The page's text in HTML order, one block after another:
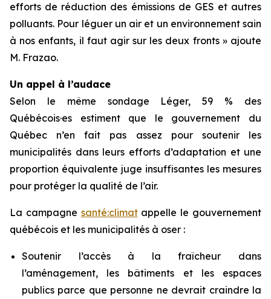
efforts de réduction des émissions de GES et autres
polluants. Pour léguer un air et un environnement sain
à nos enfants, il faut agir sur les deux fronts » ajoute
M. Frazao.
Un appel à l’audace
Selon le même sondage Léger, 59 % des
Québécois·es estiment que le gouvernement du
Québec n’en fait pas assez pour soutenir les
municipalités dans leurs efforts d’adaptation et une
proportion équivalente juge insuffisantes les mesures
pour protéger la qualité de l’air.
La campagne santé:climatappelle le gouvernement
québécois et les municipalités à oser :
Soutenir l’accès à la fraîcheur dans
l’aménagement, les bâtiments et les espaces
publics parce que personne ne devrait craindre la